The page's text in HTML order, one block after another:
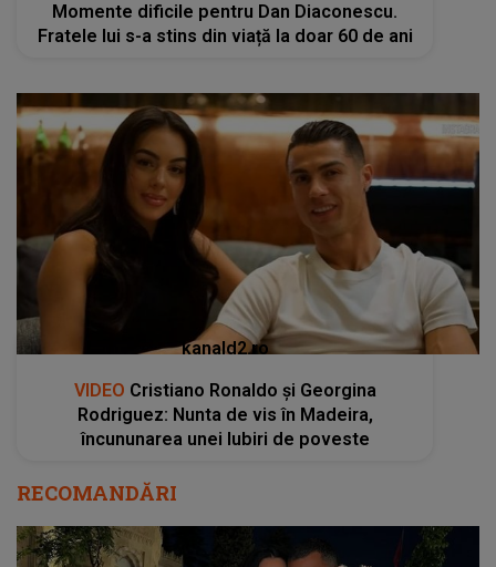
Momente dificile pentru Dan Diaconescu.
Fratele lui s-a stins din viață la doar 60 de ani
kanald2.ro
VIDEO Cristiano Ronaldo și Georgina
Rodriguez: Nunta de vis în Madeira,
încununarea unei Iubiri de poveste
RECOMANDĂRI